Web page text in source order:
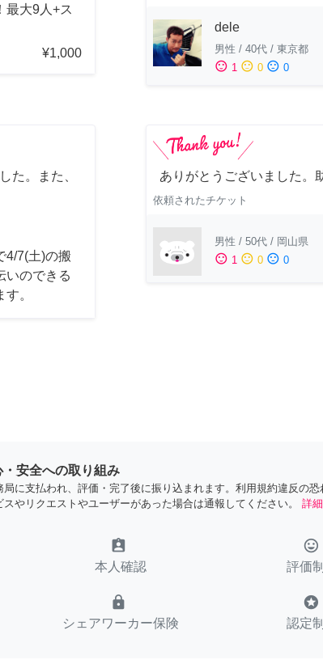
最大9人+ス
¥1,000
dele
男性 / 40代 / 東京都
sentiment_satisfied 1 sentiment_neutral 0 sentiment_dissatisfied 0
た。また、
4/7(土)の搬
いのできる
。
ありがとうございました。
依頼されたチケット
男性 / 50代 / 岡山県
sentiment_satisfied 1 sentiment_neutral 0 sentiment_dissatisfied 0
安全への取り組み
に支払われ、評価・完了後に振り込まれます。利用規約違反の恐
やリクエストやユーザーがあった場合は通報してください。
詳
assignment_ind
本人確認
tag_faces
評価
lock
シェアワーカー保険
stars
認定